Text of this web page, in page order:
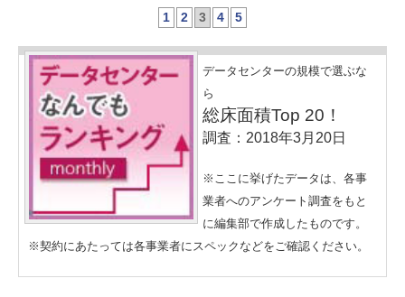
1 2 3 4 5
データセンターの規模で選ぶな
ら
総床面積Top 20！
調査：2018年3月20日
※ここに挙げたデータは、各事
業者へのアンケート調査をもと
に編集部で作成したものです。
※契約にあたっては各事業者にスペックなどをご確認ください。